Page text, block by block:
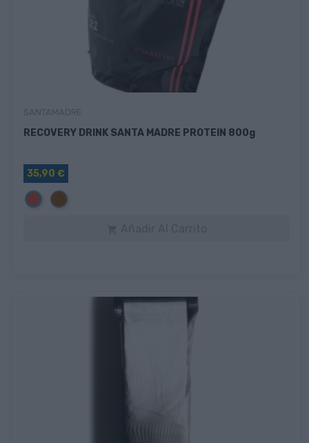
RECOVERY DRINK SANTA MADRE PROTEIN 800g
35,90 €
Rojo Marrón